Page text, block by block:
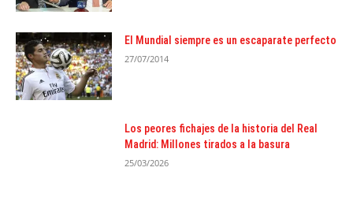
El Mundial siempre es un escaparate perfecto
27/07/2014
Los peores fichajes de la historia del Real
Madrid: Millones tirados a la basura
25/03/2026